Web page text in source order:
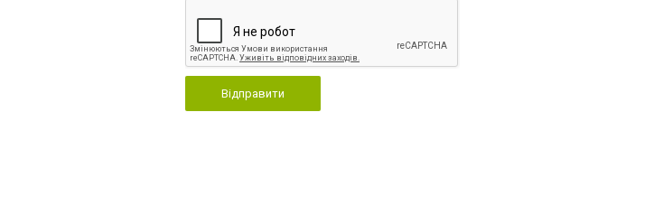
Відправити